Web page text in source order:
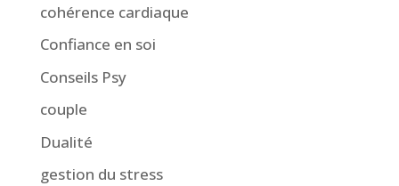
cohérence cardiaque
Confiance en soi
Conseils Psy
couple
Dualité
gestion du stress